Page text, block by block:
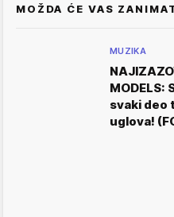
MOŽDA ĆE VAS
MUZIKA
MODELS:
svaki deo
uglova!